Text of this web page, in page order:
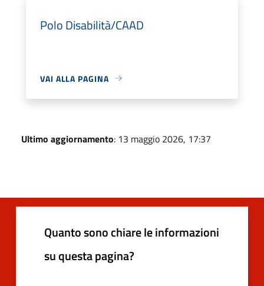
Polo Disabilità/CAAD
VAI ALLA PAGINA
Ultimo aggiornamento: 13 maggio 2026, 17:37
Quanto sono chiare le informazioni
su questa pagina?